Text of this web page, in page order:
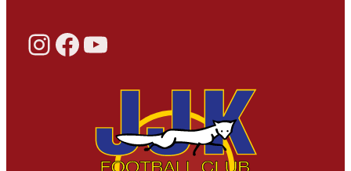
Instagram Facebook YouTube